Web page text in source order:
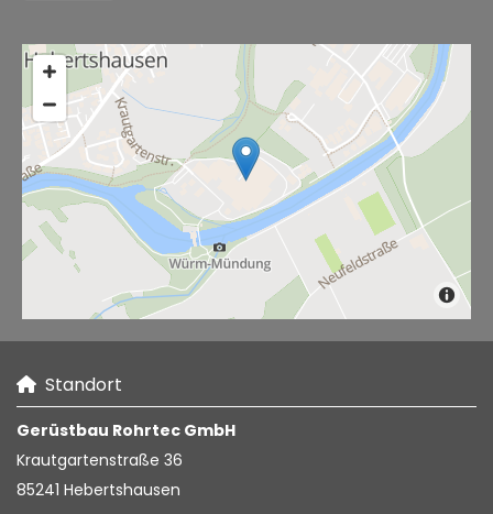
 Standort
Gerüstbau Rohrtec GmbH
Krautgartenstraße 36
85241 Hebertshausen